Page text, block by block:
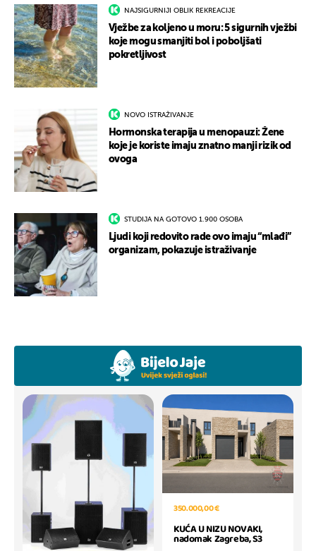
NAJSIGURNIJI OBLIK REKREACIJE
Vježbe za koljeno u moru: 5 sigurnih vježbi
koje mogu smanjiti bol i poboljšati
pokretljivost
NOVO ISTRAŽIVANJE
Hormonska terapija u menopauzi: Žene
koje je koriste imaju znatno manji rizik od
ovoga
STUDIJA NA GOTOVO 1.900 OSOBA
Ljudi koji redovito rade ovo imaju “mlađi”
organizam, pokazuje istraživanje
350.000,00 €
KUĆA U NIZU NOVAKI,
nadomak Zagreba, S3